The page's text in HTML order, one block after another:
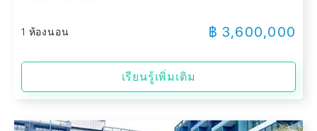
1 ห้องนอน ฿ 3,600,000
เรียนรู้เพิ่มเติม